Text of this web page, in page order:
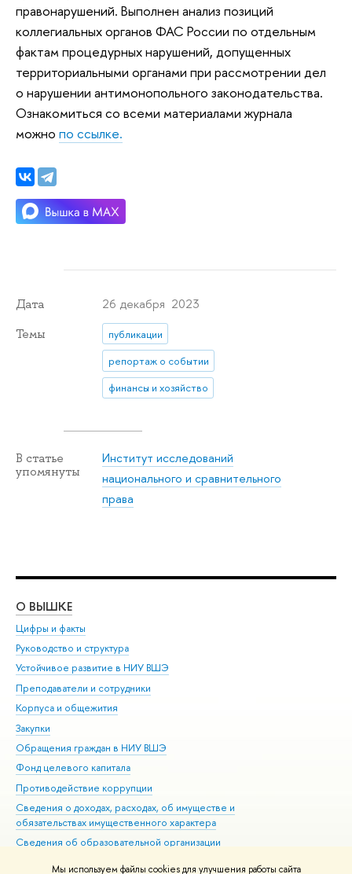
Мы используем файлы cookies для улучшения работы сайта
правонарушений. Выполнен анализ позиций
коллегиальных органов ФАС России по отдельным
фактам процедурных нарушений, допущенных
территориальными органами при рассмотрении дел
о нарушении антимонопольного законодательства.
Ознакомиться со всеми материалами журнала
можно по ссылке.
Дата 26 декабря 2023
Темы
публикации
репортаж о событии
финансы и хозяйство
В статье
упомянуты
Институт исследований
национального и сравнительного
права
О ВЫШКЕ
Цифры и факты
Руководство и структура
Устойчивое развитие в НИУ ВШЭ
Преподаватели и сотрудники
Корпуса и общежития
Закупки
Обращения граждан в НИУ ВШЭ
Фонд целевого капитала
Противодействие коррупции
Сведения о доходах, расходах, об имуществе и
обязательствах имущественного характера
Сведения об образовательной организации
Людям с ограниченными возможностями здоровья